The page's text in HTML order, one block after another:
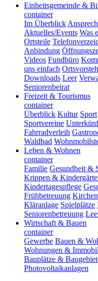
Einheitsgemeinde &
container
Im Überblick
Aktuelles/Events Was
Ortsteile
Anbindung
Videos Fundbüro
uns einfach
Downloads Leer
Seniorenbeirat
Freizeit & Tourismus
container
Überblick Kultur Sport
Sportvereine
Fahrradverleih
Waldbad
Leben & Wohnen
container
Familie Gesundheit &
Krippen &
Kindertagespflege
Frühbetreuung Kirchen
Kläranlage Spielplätze
Seniorenbetreuung
Wirtschaft & Bauen
container
Gewerbe Bauen &
Wohnungen &
Bauplätze &
Photovoltaikanlagen